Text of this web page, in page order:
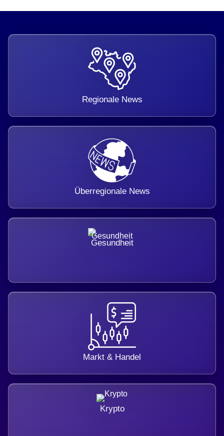
Regionale News
Überregionale News
Gesundheit
Markt & Handel
Krypto